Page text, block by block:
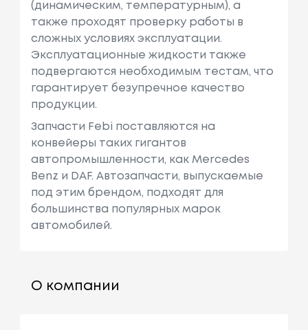
(динамическим, температурным), а
также проходят проверку работы в
сложных условиях эксплуатации.
Эксплуатационные жидкости также
подвергаются необходимым тестам, что
гарантирует безупречное качество
продукции.
Запчасти Febi поставляются на
конвейеры таких гигантов
автопромышленности, как Mercedes
Benz и DAF. Автозапчасти, выпускаемые
под этим брендом, подходят для
большинства популярных марок
автомобилей.
О компании